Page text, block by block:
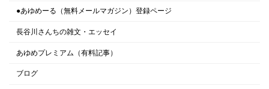
●あゆめーる（無料メールマガジン）登録ページ
長谷川さんちの雑文・エッセイ
あゆめプレミアム（有料記事）
ブログ